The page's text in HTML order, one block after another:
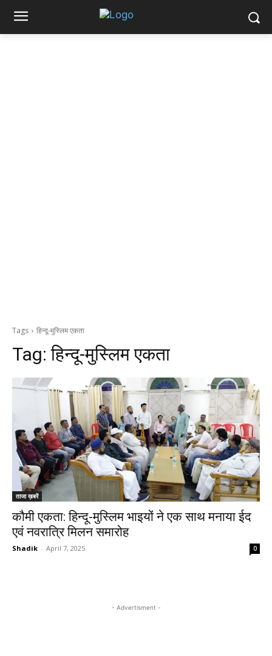
Tags हिन्दू-मुस्लिम एकता
Tag:हिन्दू-मुस्लिम एकता
ताजा ख़बरें
कौमी एकता: हिन्दू-मुस्लिम भाइयों ने एक साथ मनाया ईद
एवं नवरात्रि मिलन समारोह
Shadik - April 7, 2025 0
- Advertisment -